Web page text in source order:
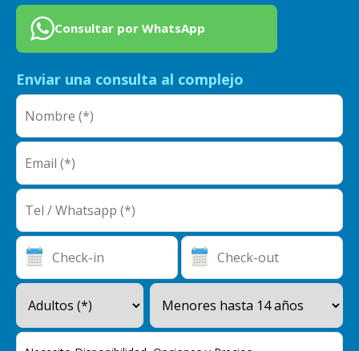
Consultar por WhatsApp
Enviar una consulta al complejo